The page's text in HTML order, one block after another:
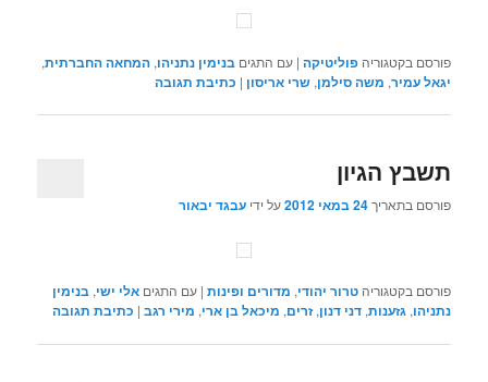
פורסם בקטגוריה פוליטיקה |עם התגים בנימין נתניהו,המחאה החברתית,
יגאל עמיר, משה סילמן,שרי אריסון | כתיבת תגובה
תשבץ הגיון
פורסם בתאריך24 במאי 2012 על ידיעבגד יבאור
פורסם בקטגוריה טרור יהודי, מדורים ופינות |עם התגים אלי ישי,בנימין
נתניהו,גזענות,דני דנון,זרים, מיכאל בן ארי, מירי רגב | כתיבת תגובה